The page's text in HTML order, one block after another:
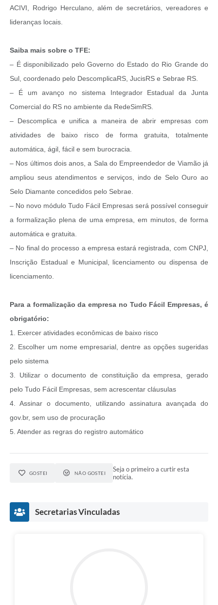
ACIVI, Rodrigo Herculano, além de secretários, vereadores e
lideranças locais.
Saiba mais sobre o TFE:
– É disponibilizado pelo Governo do Estado do Rio Grande do
Sul, coordenado pelo DescomplicaRS, JucisRS e Sebrae RS.
– É um avanço no sistema Integrador Estadual da Junta
Comercial do RS no ambiente da RedeSimRS.
– Descomplica e unifica a maneira de abrir empresas com
atividades de baixo risco de forma gratuita, totalmente
automática, ágil, fácil e sem burocracia.
– Nos últimos dois anos, a Sala do Empreendedor de Viamão já
ampliou seus atendimentos e serviços, indo de Selo Ouro ao
Selo Diamante concedidos pelo Sebrae.
– No novo módulo Tudo Fácil Empresas será possível conseguir
a formalização plena de uma empresa, em minutos, de forma
automática e gratuita.
– No final do processo a empresa estará registrada, com CNPJ,
Inscrição Estadual e Municipal, licenciamento ou dispensa de
licenciamento.
Para a formalização da empresa no Tudo Fácil Empresas, é
obrigatório:
1. Exercer atividades econômicas de baixo risco
2. Escolher um nome empresarial, dentre as opções sugeridas
pelo sistema
3. Utilizar o documento de constituição da empresa, gerado
pelo Tudo Fácil Empresas, sem acrescentar cláusulas
4. Assinar o documento, utilizando assinatura avançada do
gov.br, sem uso de procuração
5. Atender as regras do registro automático
GOSTEI NÃO GOSTEI
Seja o primeiro a curtir esta
notícia.
Secretarias Vinculadas